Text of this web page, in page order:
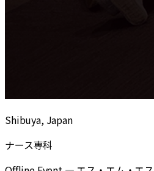
Shibuya, Japan
ナース専科